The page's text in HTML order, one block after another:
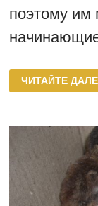
поэтому им
СОДЕРЖАНИЕ
ЦЕСАРОК
ЧИТАЙТЕ